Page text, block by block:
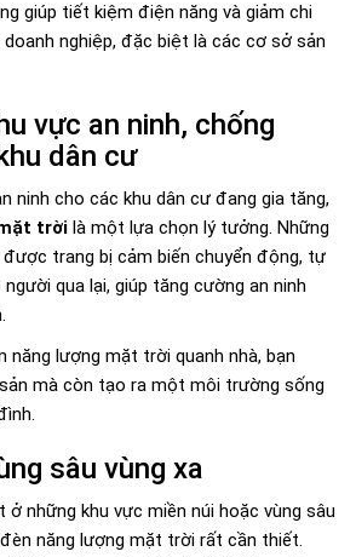
giúp tiết kiệm điện năng và giảm chi
nghiệp, đặc biệt là các cơ sở sản
vực an ninh, chống
dân cư
ninh cho các khu dân cư đang gia tăng,
trời là một lựa chọn lý tưởng. Những
trang bị cảm biến chuyển động, tự
qua lại, giúp tăng cường an ninh
năng lượng mặt trời quanh nhà, bạn
mà còn tạo ra một môi trường sống
sâu vùng xa
ở những khu vực miền núi hoặc vùng sâu
năng lượng mặt trời rất cần thiết.